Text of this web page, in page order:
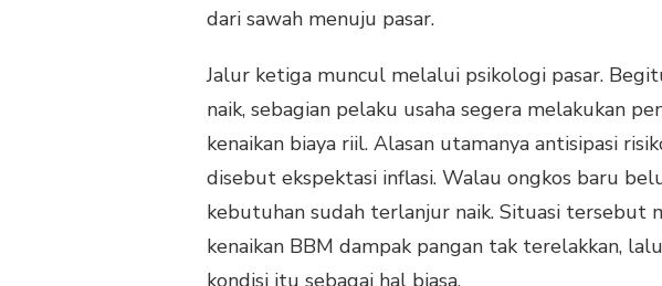
dari sawah menuju pasar.
Jalur ketiga muncul melalui psikologi pasar.
naik, sebagian pelaku usaha segera melakukan
kenaikan biaya riil. Alasan utamanya antisipasi
disebut ekspektasi inflasi. Walau ongkos baru
kebutuhan sudah terlanjur naik. Situasi tersebut
kenaikan BBM dampak pangan tak terelakkan,